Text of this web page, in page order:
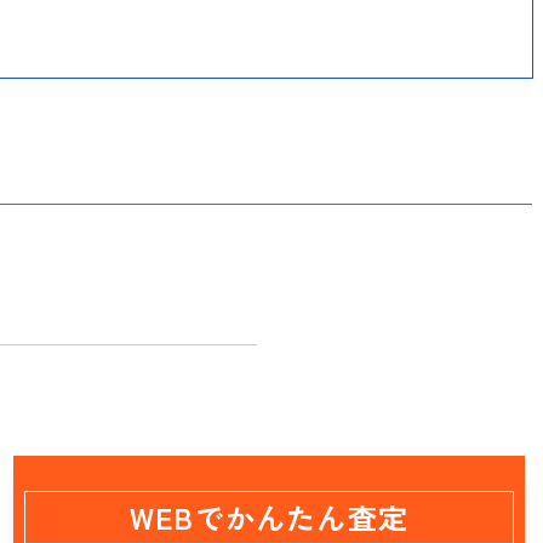
WEBでかんたん査定